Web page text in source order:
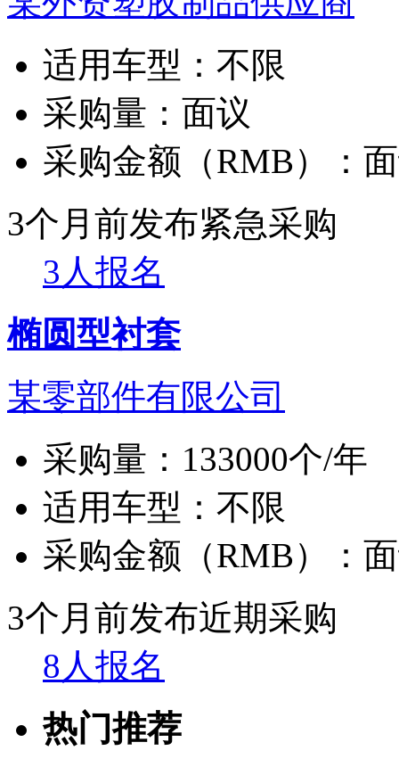
适用车型： 不限
采购量： 面议
采购金额（RMB）：
3个月前发布紧急采购
3人报名
椭圆型衬套
某零部件有限公司
采购量： 133000个/年
适用车型： 不限
采购金额（RMB）：
3个月前发布近期采购
8人报名
热门推荐